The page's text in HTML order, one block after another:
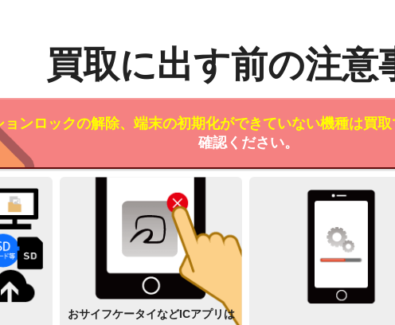
買取に出す前の注意
ンロックの解除、端末の初期化ができていない機種は買取
確認ください。
おサイフケータイなどICアプリは